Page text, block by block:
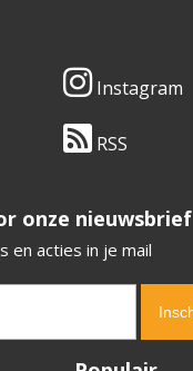
Instagram
RSS
onze nieuwsbrief
en acties in je mail